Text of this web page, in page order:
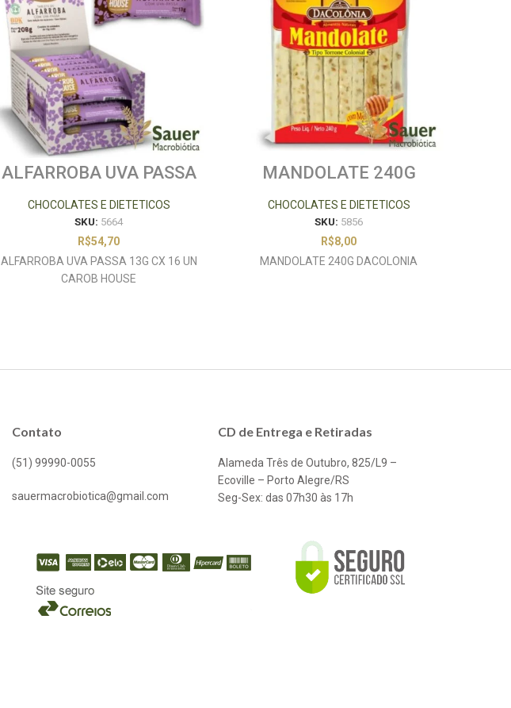
ALFARROBA UVA PASSA
HOUSE
CHOCOLATES E DIETETICOS
SKU: 5664
R$54,70
ALFARROBA UVA PASSA 13G CX 16 UN
CAROB HOUSE
MANDOLATE 240G
CHOCOLATES E DIETETICOS
SKU: 5856
R$8,00
MANDOLATE 240G DACOLONIA
Contato
(51) 99990-0055
sauermacrobiotica@gmail.com
CD de Entrega e Retiradas
Alameda Três de Outubro, 825/L9 –
Ecoville – Porto Alegre/RS
Seg-Sex: das 07h30 às 17h